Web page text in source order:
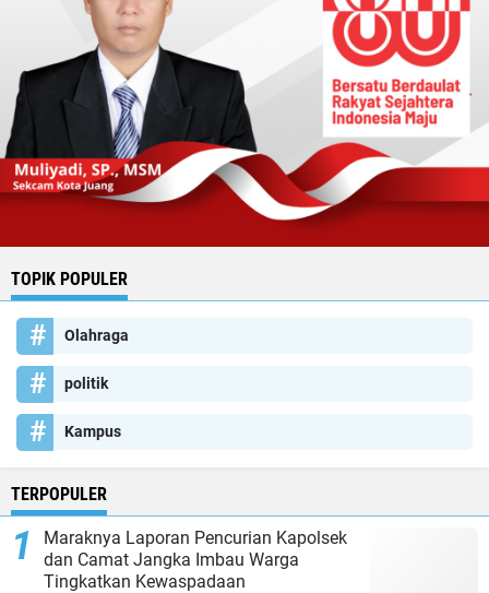
TOPIK POPULER
Olahraga
politik
Kampus
TERPOPULER
Maraknya Laporan Pencurian Kapolsek
dan Camat Jangka Imbau Warga
Tingkatkan Kewaspadaan